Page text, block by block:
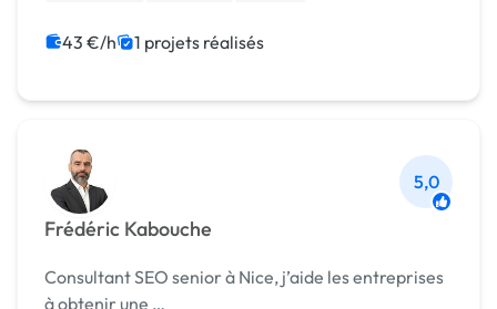
43 €/h 1 projets réalisés
Frédéric Kabouche
5,0
Consultant SEO senior à Nice, j’aide les entreprises
à obtenir une …